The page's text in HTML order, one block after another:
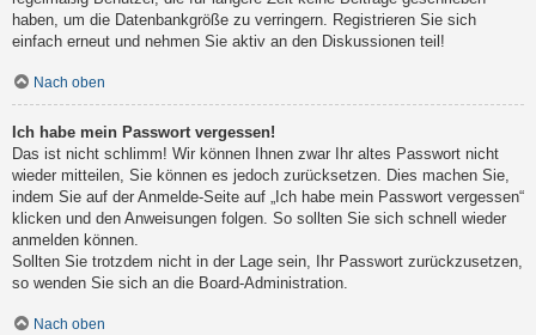
haben, um die Datenbankgröße zu verringern. Registrieren Sie sich
einfach erneut und nehmen Sie aktiv an den Diskussionen teil!
Nach oben
Ich habe mein Passwort vergessen!
Das ist nicht schlimm! Wir können Ihnen zwar Ihr altes Passwort nicht
wieder mitteilen, Sie können es jedoch zurücksetzen. Dies machen Sie,
indem Sie auf der Anmelde-Seite auf „Ich habe mein Passwort vergessen“
klicken und den Anweisungen folgen. So sollten Sie sich schnell wieder
anmelden können.
Sollten Sie trotzdem nicht in der Lage sein, Ihr Passwort zurückzusetzen,
so wenden Sie sich an die Board-Administration.
Nach oben